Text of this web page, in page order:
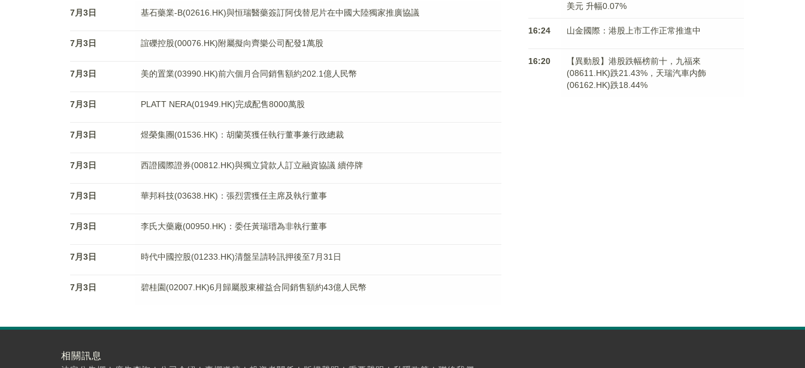
7月3日 基石藥業-B(02616.HK)與恒瑞醫藥簽訂阿伐替尼片在中國大陸獨家推廣協議
7月3日 誼礫控股(00076.HK)附屬擬向齊樂公司配發1萬股
7月3日 美的置業(03990.HK)前六個月合同銷售額約202.1億人民幣
7月3日 PLATT NERA(01949.HK)完成配售8000萬股
7月3日 煜榮集團(01536.HK)：胡蘭英獲任執行董事兼行政總裁
7月3日 西證國際證券(00812.HK)與獨立貸款人訂立融資協議 續停牌
7月3日 華邦科技(03638.HK)：張烈雲獲任主席及執行董事
7月3日 李氏大藥廠(00950.HK)：委任黃瑞瑨為非執行董事
7月3日 時代中國控股(01233.HK)清盤呈請聆訊押後至7月31日
7月3日 碧桂園(02007.HK)6月歸屬股東權益合同銷售額約43億人民幣
美元 升幅0.07%
16:24 山金國際：港股上市工作正常推進中
16:20
【異動股】港股跌幅榜前十，九福來
(08611.HK)跌21.43%，天瑞汽車内飾
(06162.HK)跌18.44%
相關訊息